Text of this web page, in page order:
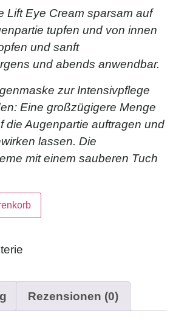
Lift Eye Cream sparsam auf
tupfen und von innen
und sanft
und abends anwendbar.
zur Intensivpflege
Eine großzügigere Menge
die Augenpartie auftragen und
lassen. Die
mit einem sauberen Tuch
Rezensionen (0)